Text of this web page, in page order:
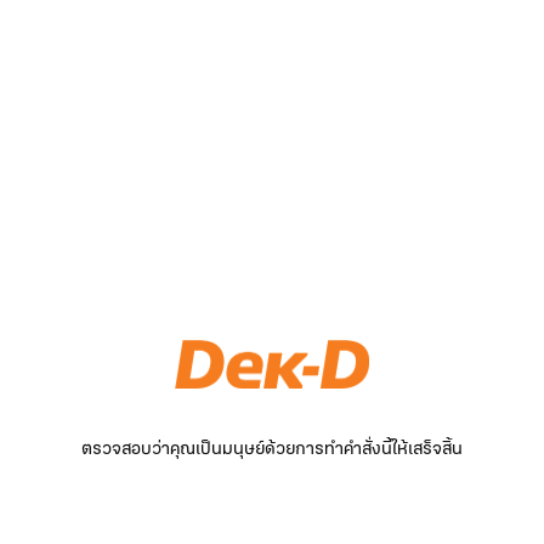
ตรวจสอบว่าคุณเป็นมนุษย์ด้วยการทำคำสั่งนี้ให้เสร็จสิ้น